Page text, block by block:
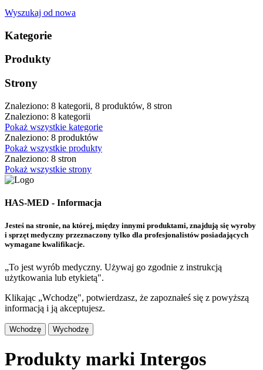
Wyszukaj od nowa
Kategorie
Produkty
Strony
Znaleziono: 8 kategorii, 8 produktów, 8 stron
Znaleziono: 8 kategorii
Pokaż wszystkie kategorie
Znaleziono: 8 produktów
Pokaż wszystkie produkty
Znaleziono: 8 stron
Pokaż wszystkie strony
HAS-MED - Informacja
Jesteś na stronie, na której, między innymi produktami, znajdują się wyroby
i sprzęt medyczny przeznaczony tylko dla profesjonalistów posiadających
wymagane kwalifikacje.
„To jest wyrób medyczny. Używaj go zgodnie z instrukcją
użytkowania lub etykietą".
Klikając „Wchodzę", potwierdzasz, że zapoznałeś się z powyższą
informacją i ją akceptujesz.
Wchodzę Wychodzę
Produkty marki Intergos